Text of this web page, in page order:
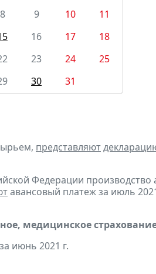
8 9 10
11
16 17
18
23 24
25
30 31
представляют
Федерации производство
авансовый платеж за июль
медицинское
июнь 2021 г.